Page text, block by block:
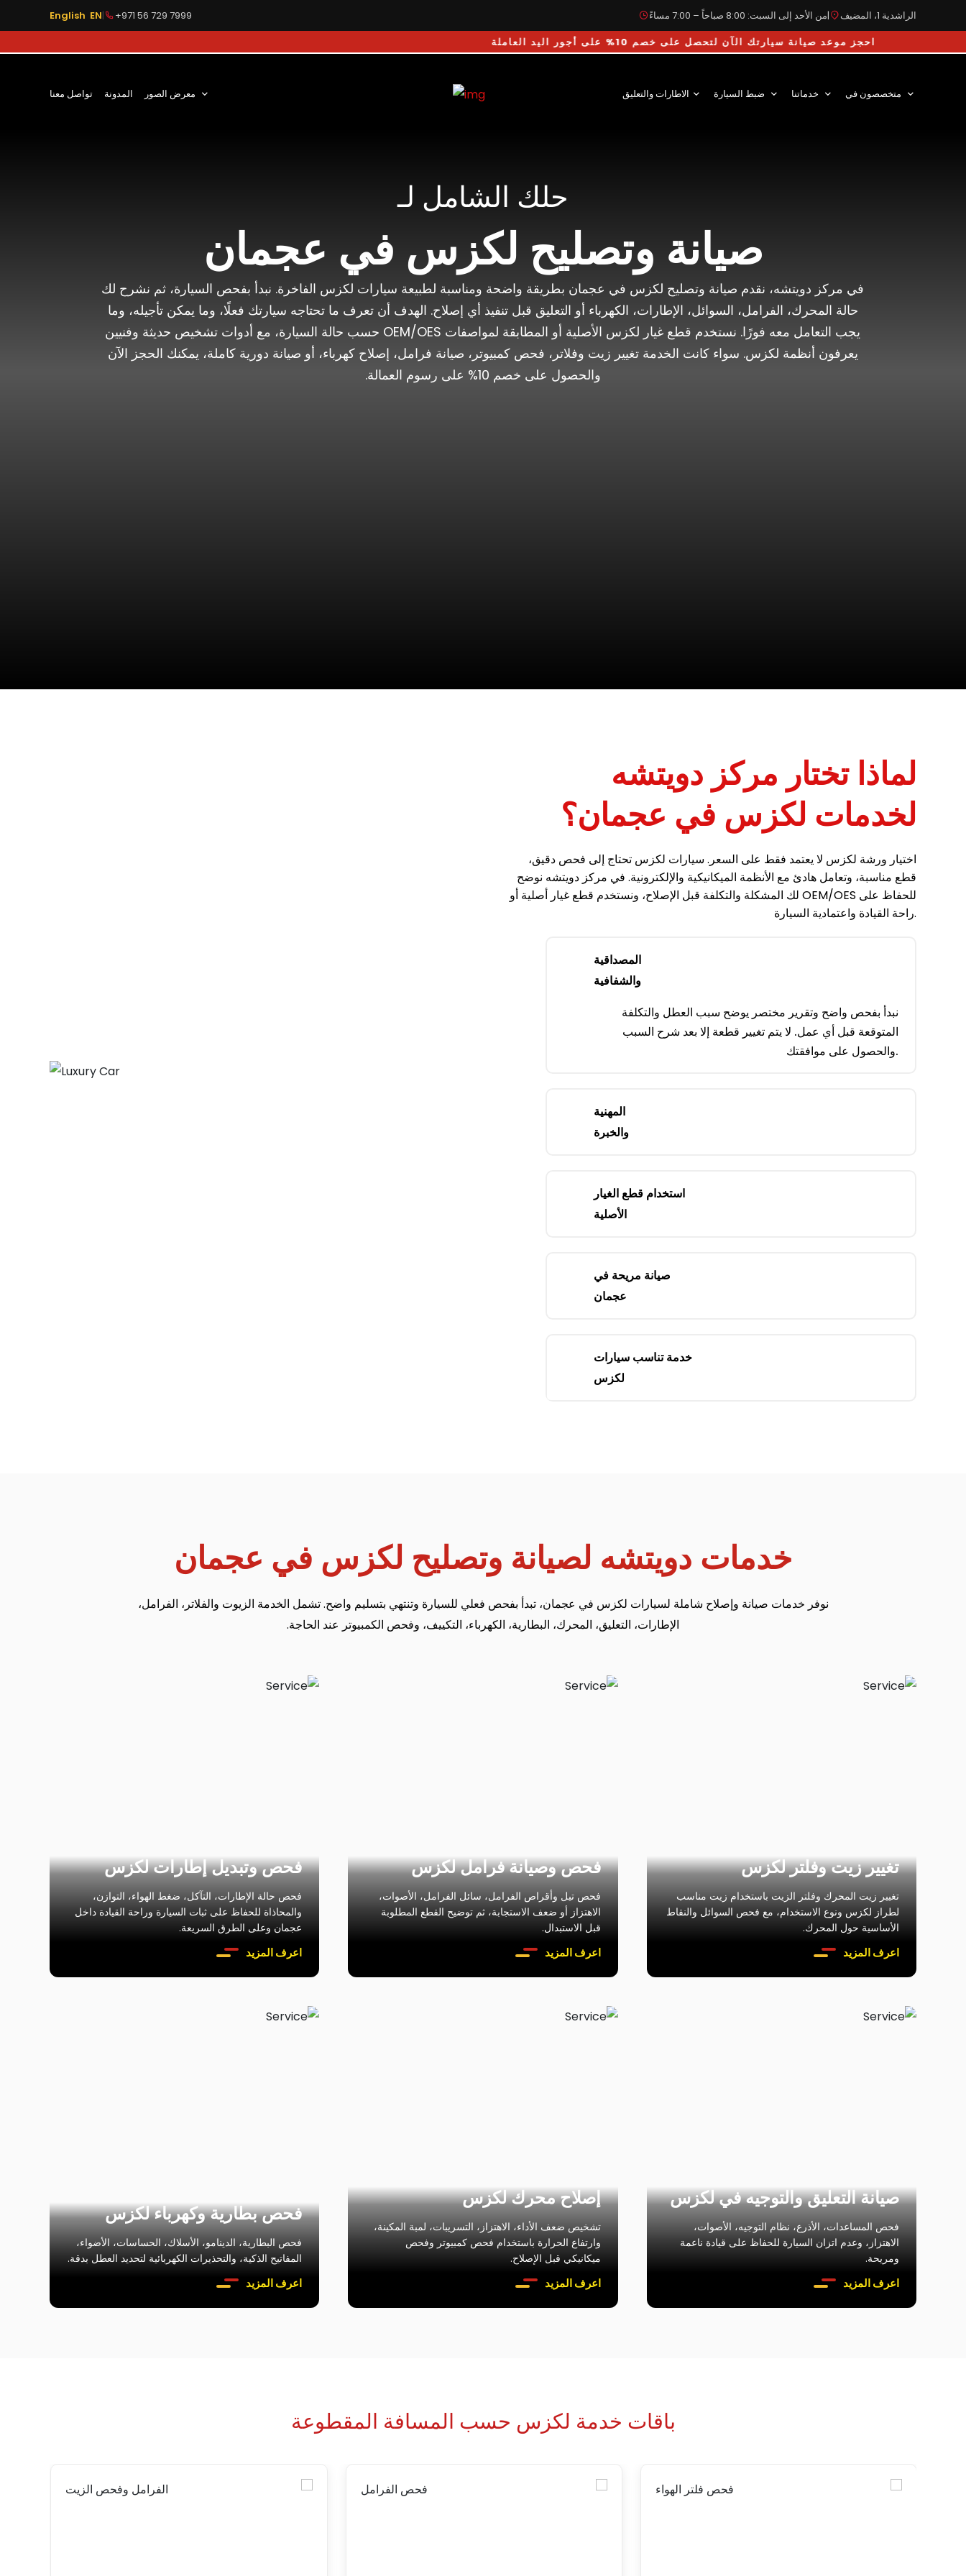
الراشدية 1، المضيف |من الأحد إلى السبت: 8:00 صباحاً – 7:00 مساءً +971 56 729 7999
|
English EN
احجز موعد صيانة سيارتك الآن لتحصل على خصم 10% على أجور اليد العاملة
تواصل معنا المدونة الاطارات والتعليق
حلك الشامل لـ
صيانة وتصليح لكزس في عجمان
في مركز دويتشه، نقدم صيانة وتصليح لكزس في عجمان بطريقة واضحة ومناسبة لطبيعة سيارات لكزس الفاخرة. نبدأ بفحص السيارة، ثم نشرح لك
حالة المحرك، الفرامل، السوائل، الإطارات، الكهرباء أو التعليق قبل تنفيذ أي إصلاح. الهدف أن تعرف ما تحتاجه سيارتك فعلًا، وما يمكن تأجيله، وما
يجب التعامل معه فورًا. نستخدم قطع غيار لكزس الأصلية أو المطابقة لمواصفات OEM/OES حسب حالة السيارة، مع أدوات تشخيص حديثة وفنيين
يعرفون أنظمة لكزس. سواء كانت الخدمة تغيير زيت وفلاتر، فحص كمبيوتر، صيانة فرامل، إصلاح كهرباء، أو صيانة دورية كاملة، يمكنك الحجز الآن
والحصول على خصم 10% على رسوم العمالة.
لماذا تختار مركز دويتشه
لخدمات لكزس في عجمان؟
اختيار ورشة لكزس لا يعتمد فقط على السعر. سيارات لكزس تحتاج إلى فحص دقيق،
قطع مناسبة، وتعامل هادئ مع الأنظمة الميكانيكية والإلكترونية. في مركز دويتشه نوضح
لك المشكلة والتكلفة قبل الإصلاح، ونستخدم قطع غيار أصلية أو OEM/OES للحفاظ على
راحة القيادة واعتمادية السيارة.
المصداقية
والشفافية
نبدأ بفحص واضح وتقرير مختصر يوضح سبب العطل والتكلفة
المتوقعة قبل أي عمل. لا يتم تغيير قطعة إلا بعد شرح السبب
والحصول على موافقتك.
المهنية
والخبرة
استخدام قطع الغيار
الأصلية
صيانة مريحة في
عجمان
خدمة تناسب سيارات
لكزس
خدمات دويتشه لصيانة وتصليح لكزس في عجمان
نوفر خدمات صيانة وإصلاح شاملة لسيارات لكزس في عجمان، تبدأ بفحص فعلي للسيارة وتنتهي بتسليم واضح. تشمل الخدمة الزيوت والفلاتر، الفرامل،
الإطارات، التعليق، المحرك، البطارية، الكهرباء، التكييف، وفحص الكمبيوتر عند الحاجة.
تغيير زيت وفلتر لكزس
تغيير زيت المحرك وفلتر الزيت باستخدام زيت مناسب
لطراز لكزس ونوع الاستخدام، مع فحص السوائل والنقاط
الأساسية حول المحرك.
اعرف المزيد
فحص وصيانة فرامل لكزس
فحص تيل وأقراص الفرامل، سائل الفرامل، الأصوات،
الاهتزاز أو ضعف الاستجابة، ثم توضيح القطع المطلوبة
قبل الاستبدال.
اعرف المزيد
فحص وتبديل إطارات لكزس
فحص حالة الإطارات، التآكل، ضغط الهواء، التوازن،
والمحاذاة للحفاظ على ثبات السيارة وراحة القيادة داخل
عجمان وعلى الطرق السريعة.
اعرف المزيد
صيانة التعليق والتوجيه في لكزس
فحص المساعدات، الأذرع، نظام التوجيه، الأصوات،
الاهتزاز، وعدم اتزان السيارة للحفاظ على قيادة ناعمة
ومريحة.
اعرف المزيد
إصلاح محرك لكزس
تشخيص ضعف الأداء، الاهتزاز، التسريبات، لمبة المكينة،
وارتفاع الحرارة باستخدام فحص كمبيوتر وفحص
ميكانيكي قبل الإصلاح.
اعرف المزيد
فحص بطارية وكهرباء لكزس
فحص البطارية، الدينامو، الأسلاك، الحساسات، الأضواء،
المفاتيح الذكية، والتحذيرات الكهربائية لتحديد العطل بدقة.
اعرف المزيد
باقات خدمة لكزس حسب المسافة المقطوعة